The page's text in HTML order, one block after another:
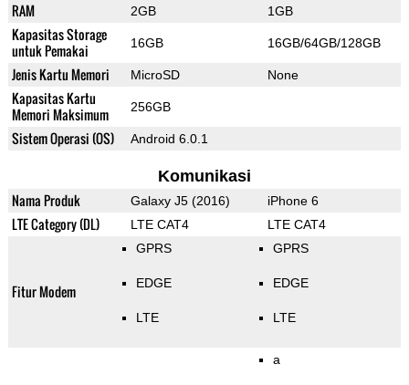
RAM 2GB 1GB
Kapasitas Storage
untuk Pemakai
16GB 16GB/64GB/128GB
Jenis Kartu Memori MicroSD None
Kapasitas Kartu
Memori Maksimum
256GB
Sistem Operasi (OS) Android 6.0.1
Komunikasi
Nama Produk Galaxy J5 (2016) iPhone 6
LTE Category (DL) LTE CAT4 LTE CAT4
Fitur Modem
GPRS
EDGE
LTE
GPRS
EDGE
LTE
a